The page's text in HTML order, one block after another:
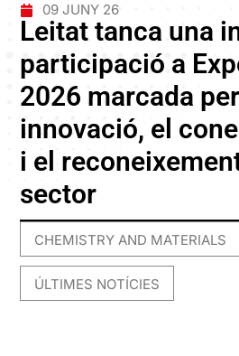
09 JUNY 26
Leitat tanca una
participació a
2026 marcada
innovació, el
i el
sector
CHEMISTRY AND MATERIALS
ÚLTIMES NOTÍCIES